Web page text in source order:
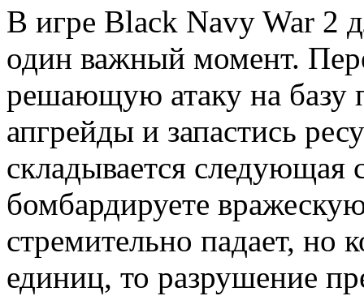
В игре Black Navy War 2
один важный момент.
решающую атаку на базу
апгрейды и запастись
складывается следующая
бомбардируете
стремительно падает, но
единиц, то разрушение